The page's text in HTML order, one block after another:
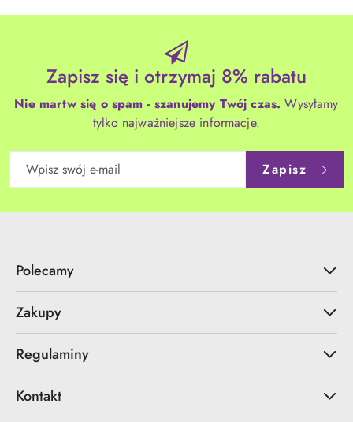
Zapisz się i otrzymaj 8% rabatu
Nie martw się o spam - szanujemy Twój czas. Wysyłamy
tylko najważniejsze informacje.
Zapisz
Polecamy
Zakupy
Regulaminy
Kontakt